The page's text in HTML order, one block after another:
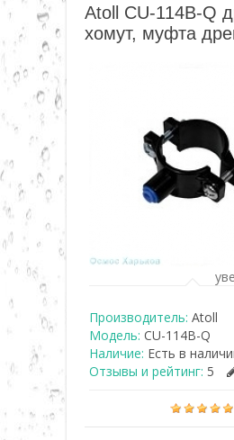
CU-114B-Q дренажный хомут
Atoll CU-114B-Q
хомут, муфта
Производитель: Atoll
Модель: CU-114B-Q
Наличие: Есть в
Отзывы и рейтинг: 5